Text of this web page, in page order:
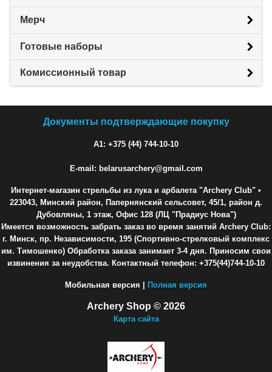
Мерч
Готовые наборы
Комиссионный товар
Документы подтверждающие покупку
A1: +375 (44) 744-10-10
E-mail: belarusarchery@gmail.com
Интернет-магазин стрельбы из лука и арбалета "Archery Club" •
223043, Минский район, Папернянский сельсовет, 45/1, район д.
Дубовляны, 1 этаж, Офис 128 (ЛЦ "Прадиус Нова")
Имеется возможность забрать заказ во время занятий Archery Club:
г. Минск, пр. Независимости, 195 (Спортивно-стрелковый комплекс
им. Тимошенко) Обработка заказа занимает 3-4 дня. Приносим свои
извинения за неудобства. Контактный телефон: +375(44)744-10-10
Мобильная версия | Полная версия
Archery Shop © 2026
Карта сайта